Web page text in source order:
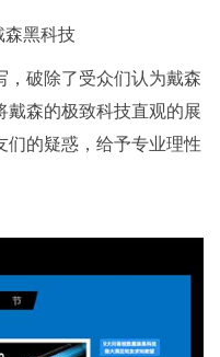
森黑科技
，破除了受众们认为戴森
戴森的极致科技直观的展
们的疑惑，给予专业理性